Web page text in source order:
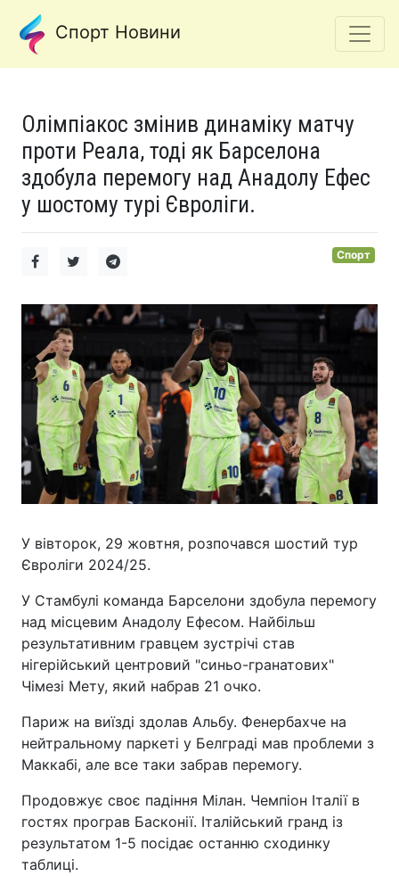
Спорт Новини
Олімпіакос змінив динаміку матчу
проти Реала, тоді як Барселона
здобула перемогу над Анадолу Ефес
у шостому турі Євроліги.
Спорт
У вівторок, 29 жовтня, розпочався шостий тур
Євроліги 2024/25.
У Стамбулі команда Барселони здобула перемогу
над місцевим Анадолу Ефесом. Найбільш
результативним гравцем зустрічі став
нігерійський центровий "синьо-гранатових"
Чімезі Мету, який набрав 21 очко.
Париж на виїзді здолав Альбу. Фенербахче на
нейтральному паркеті у Белграді мав проблеми з
Маккабі, але все таки забрав перемогу.
Продовжує своє падіння Мілан. Чемпіон Італії в
гостях програв Басконії. Італійський гранд із
результатом 1-5 посідає останню сходинку
таблиці.